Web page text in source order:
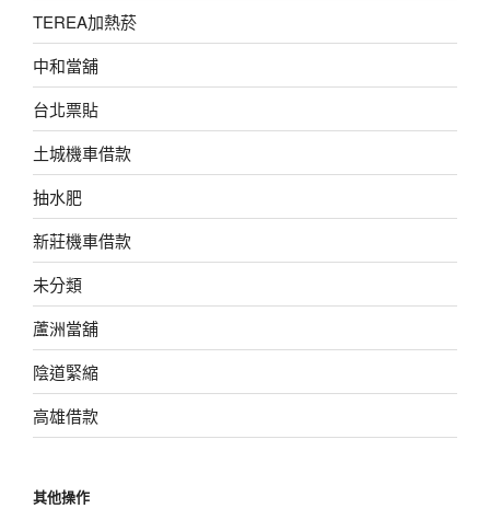
TEREA加熱菸
中和當舖
台北票貼
土城機車借款
抽水肥
新莊機車借款
未分類
蘆洲當舖
陰道緊縮
高雄借款
其他操作